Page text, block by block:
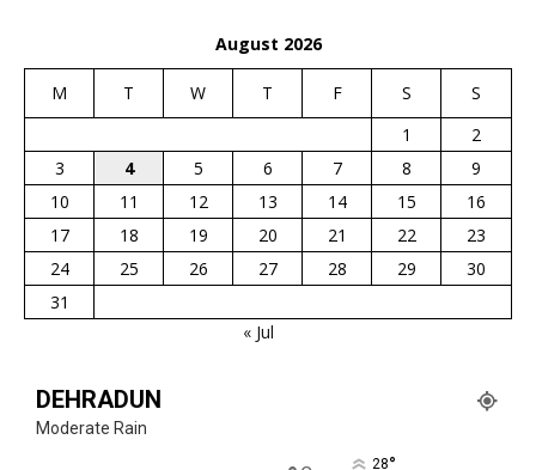
August 2026
M T W T F S
S
1
2
3
4 5 6 7 8
9
10
11 12 13 14 15
16
17
18 19 20 21 22
23
24
25 26 27 28 29
30
31
« Jul
DEHRADUN
Moderate Rain
28°